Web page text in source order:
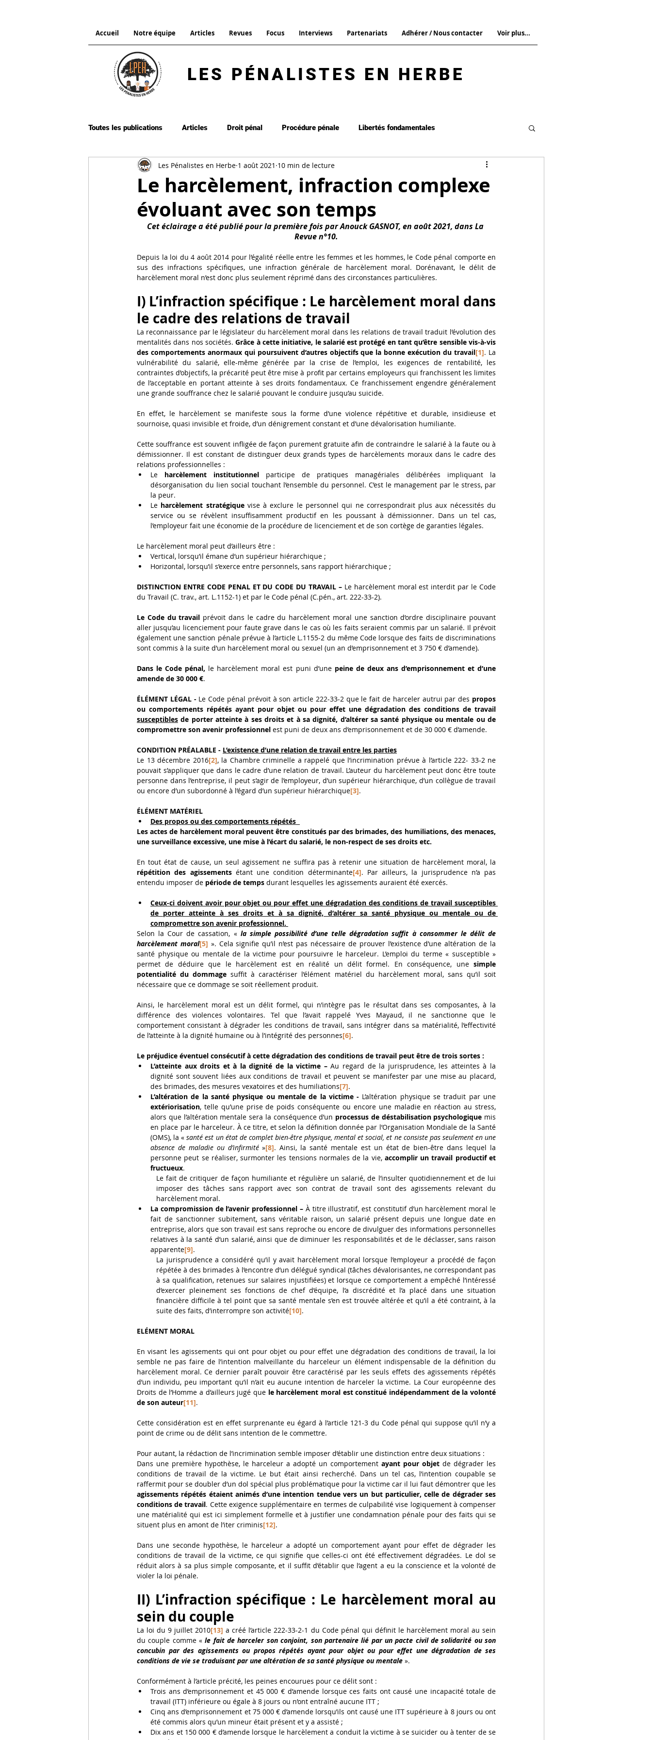
Accueil Notre équipe Articles Revues Focus Interviews Partenariats Adhérer / Nous contacter Voir plus...
LES PÉNALISTES EN HERBE
Toutes les publications Articles Droit pénal Procédure pénale Libertés fondamentales
Droit pénal international Droit de la peine Interview Focus Droit pénal spécial
Procédure pénale Citation Commentaire d'arrêt Les brèves La Revue n°13
Le harcèlement, infraction complexe
évoluant avec son temps
Les Pénalistes en Herbe 1 août 2021 10 min de lecture
Cet éclairage a été publié pour la première fois par Anouck GASNOT, en août 2021, dans La
Revue n°10.
Depuis la loi du 4 août 2014 pour l’égalité réelle entre les femmes et les hommes, le Code pénal comporte en
sus des infractions spécifiques, une infraction générale de harcèlement moral. Dorénavant, le délit de
harcèlement moral n’est donc plus seulement réprimé dans des circonstances particulières.
I) L’infraction spécifique : Le harcèlement moral dans
le cadre des relations de travail
La reconnaissance par le législateur du harcèlement moral dans les relations de travail traduit l’évolution des
mentalités dans nos sociétés. Grâce à cette initiative, le salarié est protégé en tant qu’être sensible vis-à-vis
des comportements anormaux qui poursuivent d’autres objectifs que la bonne exécution du travail[1]. La
vulnérabilité du salarié, elle-même générée par la crise de l’emploi, les exigences de rentabilité, les
contraintes d’objectifs, la précarité peut être mise à profit par certains employeurs qui franchissent les limites
de l’acceptable en portant atteinte à ses droits fondamentaux. Ce franchissement engendre généralement
une grande souffrance chez le salarié pouvant le conduire jusqu’au suicide.
En effet, le harcèlement se manifeste sous la forme d’une violence répétitive et durable, insidieuse et
sournoise, quasi invisible et froide, d’un dénigrement constant et d’une dévalorisation humiliante.
Cette souffrance est souvent infligée de façon purement gratuite afin de contraindre le salarié à la faute ou à
démissionner. Il est constant de distinguer deux grands types de harcèlements moraux dans le cadre des
relations professionnelles :
Le harcèlement institutionnel participe de pratiques managériales délibérées impliquant la
désorganisation du lien social touchant l’ensemble du personnel. C’est le management par le stress, par
la peur.
Le harcèlement stratégique vise à exclure le personnel qui ne correspondrait plus aux nécessités du
service ou se révèlent insuffisamment productif en les poussant à démissionner. Dans un tel cas,
l’employeur fait une économie de la procédure de licenciement et de son cortège de garanties légales.
Le harcèlement moral peut d’ailleurs être :
Vertical, lorsqu’il émane d’un supérieur hiérarchique ;
Horizontal, lorsqu’il s’exerce entre personnels, sans rapport hiérarchique ;
DISTINCTION ENTRE CODE PENAL ET DU CODE DU TRAVAIL – Le harcèlement moral est interdit par le Code
du Travail (C. trav., art. L.1152-1) et par le Code pénal (C.pén., art. 222-33-2).
Le Code du travail prévoit dans le cadre du harcèlement moral une sanction d’ordre disciplinaire pouvant
aller jusqu’au licenciement pour faute grave dans le cas où les faits seraient commis par un salarié. Il prévoit
également une sanction pénale prévue à l’article L.1155-2 du même Code lorsque des faits de discriminations
sont commis à la suite d’un harcèlement moral ou sexuel (un an d’emprisonnement et 3 750 € d’amende).
Dans le Code pénal, le harcèlement moral est puni d’une peine de deux ans d’emprisonnement et d’une
amende de 30 000 €.
ÉLÉMENT LÉGAL - Le Code pénal prévoit à son article 222-33-2 que le fait de harceler autrui par des propos
susceptibles de porter atteinte à ses droits et à sa dignité, d’altérer sa santé physique ou mentale ou de
compromettre son avenir professionnel est puni de deux ans d’emprisonnement et de 30 000 € d’amende.
CONDITION PRÉALABLE - L’existence d’une relation de travail entre les parties
Le 13 décembre 2016[2], la Chambre criminelle a rappelé que l’incrimination prévue à l’article 222- 33-2 ne
pouvait s’appliquer que dans le cadre d’une relation de travail. L’auteur du harcèlement peut donc être toute
personne dans l’entreprise, il peut s’agir de l’employeur, d’un supérieur hiérarchique, d’un collègue de travail
ou encore d’un subordonné à l’égard d’un supérieur hiérarchique[3].
ÉLÉMENT MATÉRIEL
Des propos ou des comportements répétés
Les actes de harcèlement moral peuvent être constitués par des brimades, des humiliations, des menaces,
une surveillance excessive, une mise à l’écart du salarié, le non-respect de ses droits etc.
répétition des agissements étant une condition déterminante[4]. Par ailleurs, la jurisprudence n’a pas
entendu imposer de période de temps durant lesquelles les agissements auraient été exercés.
Ceux-ci doivent avoir pour objet ou pour effet une dégradation des conditions de travail susceptibles
de porter atteinte à ses droits et à sa dignité, d’altérer sa santé physique ou mentale ou de
compromettre son avenir professionnel.
Selon la Cour de cassation, « la simple possibilité d’une telle dégradation suffit à consommer le délit de
harcèlement moral[5] ». Cela signifie qu’il n’est pas nécessaire de prouver l’existence d’une altération de la
santé physique ou mentale de la victime pour poursuivre le harceleur. L’emploi du terme « susceptible »
permet de déduire que le harcèlement est en réalité un délit formel. En conséquence, une simple
potentialité du dommage suffit à caractériser l’élément matériel du harcèlement moral, sans qu’il soit
nécessaire que ce dommage se soit réellement produit.
Ainsi, le harcèlement moral est un délit formel, qui n’intègre pas le résultat dans ses composantes, à la
différence des violences volontaires. Tel que l’avait rappelé Yves Mayaud, il ne sanctionne que le
comportement consistant à dégrader les conditions de travail, sans intégrer dans sa matérialité, l’effectivité
de l’atteinte à la dignité humaine ou à l’intégrité des personnes[6].
Le préjudice éventuel consécutif à cette dégradation des conditions de travail peut être de trois sortes :
L’atteinte aux droits et à la dignité de la victime – Au regard de la jurisprudence, les atteintes à la
dignité sont souvent liées aux conditions de travail et peuvent se manifester par une mise au placard,
des brimades, des mesures vexatoires et des humiliations[7].
L’altération de la santé physique ou mentale de la victime -
extériorisation, telle qu’une prise de poids conséquente ou encore une maladie en réaction au stress,
alors que l’altération mentale sera la conséquence d’un processus de déstabilisation psychologique mis
en place par le harceleur. À ce titre, et selon la définition donnée par l’Organisation Mondiale de la Santé
(OMS), la « santé est un état de complet bien-être physique, mental et social, et ne consiste pas seulement en une
absence de maladie ou d’infirmité »[8]. Ainsi, la santé mentale est un état de bien-être dans lequel la
personne peut se réaliser, surmonter les tensions normales de la vie, accomplir un travail productif et
fructueux.
Le fait de critiquer de façon humiliante et régulière un salarié, de l’insulter quotidiennement et de lui
imposer des tâches sans rapport avec son contrat de travail sont des agissements relevant du
harcèlement moral.
La compromission de l’avenir professionnel – À titre illustratif, est constitutif d’un harcèlement moral le
fait de sanctionner subitement, sans véritable raison, un salarié présent depuis une longue date en
entreprise, alors que son travail est sans reproche ou encore de divulguer des informations personnelles
relatives à la santé d’un salarié, ainsi que de diminuer les responsabilités et de le déclasser, sans raison
apparente[9].
La jurisprudence a considéré qu’il y avait harcèlement moral lorsque l’employeur a procédé de façon
répétée à des brimades à l’encontre d’un délégué syndical (tâches dévalorisantes, ne correspondant pas
à sa qualification, retenues sur salaires injustifiées) et lorsque ce comportement a empêché l’intéressé
d’exercer pleinement ses fonctions de chef d’équipe, l’a discrédité et l’a placé dans une situation
financière difficile à tel point que sa santé mentale s’en est trouvée altérée et qu’il a été contraint, à la
suite des faits, d’interrompre son activité[10].
ELÉMENT MORAL
En visant les agissements qui ont pour objet ou pour effet une dégradation des conditions de travail, la loi
semble ne pas faire de l’intention malveillante du harceleur un élément indispensable de la définition du
harcèlement moral. Ce dernier paraît pouvoir être caractérisé par les seuls effets des agissements répétés
d’un individu, peu important qu’il n’ait eu aucune intention de harceler la victime. La Cour européenne des
Droits de l’Homme a d’ailleurs jugé que le harcèlement moral est constitué indépendamment de la volonté
de son auteur[11].
Cette considération est en effet surprenante eu égard à l’article 121-3 du Code pénal qui suppose qu’il n’y a
point de crime ou de délit sans intention de le commettre.
Pour autant, la rédaction de l’incrimination semble imposer d’établir une distinction entre deux situations :
Dans une première hypothèse, le harceleur a adopté un comportement ayant pour objet de dégrader les
conditions de travail de la victime. Le but était ainsi recherché. Dans un tel cas, l’intention coupable se
agissements répétés étaient animés d’une intention tendue vers un but particulier, celle de dégrader ses
conditions de travail. Cette exigence supplémentaire en termes de culpabilité vise logiquement à compenser
une matérialité qui est ici simplement formelle et à justifier une condamnation pénale pour des faits qui se
situent plus en amont de l’iter criminis[12].
Dans une seconde hypothèse, le harceleur a adopté un comportement ayant pour effet de dégrader les
conditions de travail de la victime, ce qui signifie que celles-ci ont été effectivement dégradées. Le dol se
réduit alors à sa plus simple composante, et il suffit d’établir que l’agent a eu la conscience et la volonté de
violer la loi pénale.
II) L’infraction spécifique : Le harcèlement moral au
sein du couple
La loi du 9 juillet 2010[13] a créé l’article 222-33-2-1 du Code pénal qui définit le harcèlement moral au sein
du couple comme « le fait de harceler son conjoint, son partenaire lié par un pacte civil de solidarité ou son
concubin par des agissements ou propos répétés ayant pour objet ou pour effet une dégradation de ses
conditions de vie se traduisant par une altération de sa santé physique ou mentale ».
Conformément à l’article précité, les peines encourues pour ce délit sont :
Trois ans d’emprisonnement et 45 000 € d’amende lorsque ces faits ont causé une incapacité totale de
travail (ITT) inférieure ou égale à 8 jours ou n’ont entraîné aucune ITT ;
Cinq ans d’emprisonnement et 75 000 € d’amende lorsqu’ils ont causé une ITT supérieure à 8 jours ou ont
été commis alors qu’un mineur était présent et y a assisté ;
Dix ans et 150 000 € d’amende lorsque le harcèlement a conduit la victime à se suicider ou à tenter de se